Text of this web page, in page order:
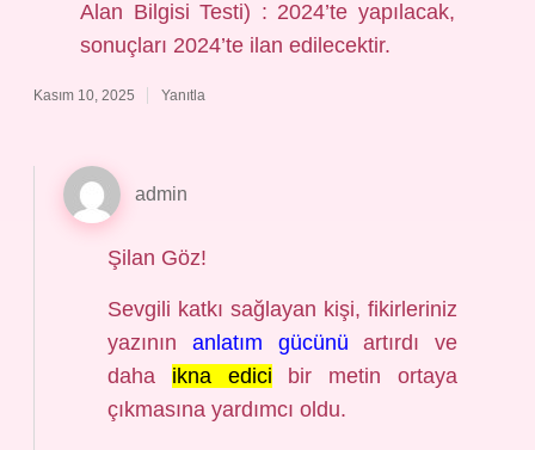
Alan Bilgisi Testi) : 2024’te yapılacak,
sonuçları 2024’te ilan edilecektir.
Kasım 10, 2025 Yanıtla
admin
Şilan Göz!
Sevgili katkı sağlayan kişi, fikirleriniz
yazının anlatım gücünü artırdı ve
daha ikna edici bir metin ortaya
çıkmasına yardımcı oldu.